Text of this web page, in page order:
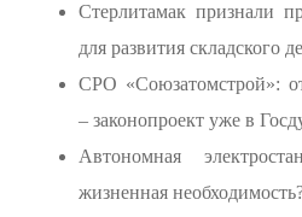
Стерлитамак признали
для развития складского
СРО «Союзатомстрой»:
– законопроект уже в
Автономная
жизненная